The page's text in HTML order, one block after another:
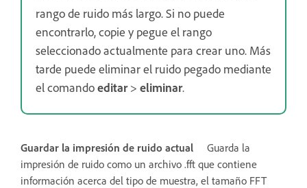
rango de ruido más largo. Si no puede
encontrarlo, copie y pegue el rango
seleccionado actualmente para crear uno. Más
tarde puede eliminar el ruido pegado mediante
el comandoeditar> eliminar.
Guardar la impresión de ruido actual
Guarda la
impresión de ruido como un archivo .fft que contiene
información acerca del tipo de muestra, el tamaño FFT